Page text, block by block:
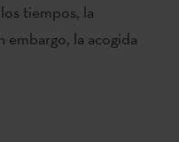
tiempos, la
embargo, la acogida